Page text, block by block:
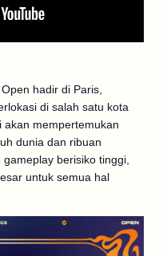
hadir di Paris,
di salah satu kota
akan mempertemukan
dunia dan ribuan
berisiko tinggi,
untuk semua hal